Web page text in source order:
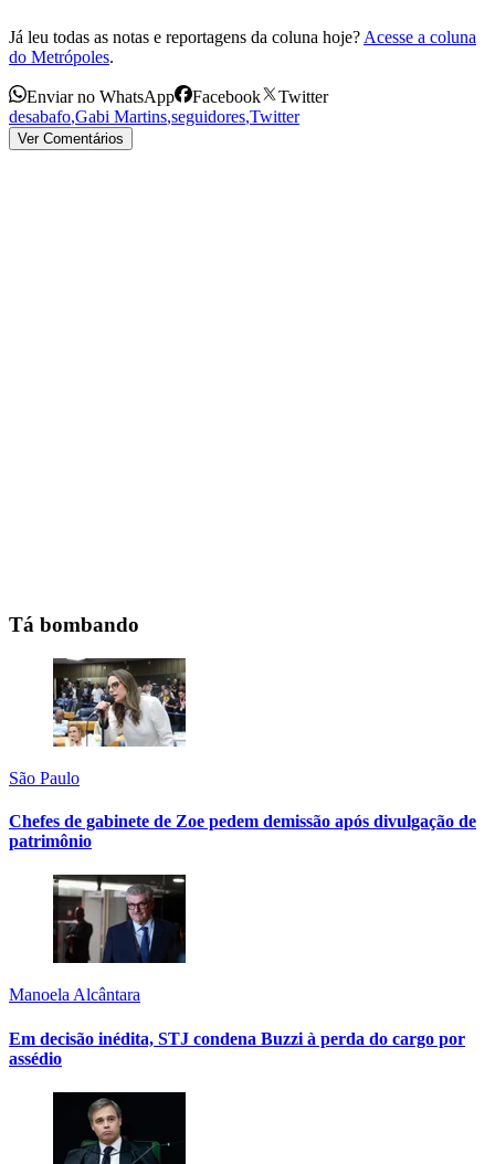
Já leu todas as notas e reportagens da coluna hoje?Acesse a coluna
do Metrópoles.
Enviar no WhatsApp Facebook
Twitter
desabafo,Gabi Martins,seguidores,Twitter
Ver Comentários
Tá bombando
São Paulo
Chefes de gabinete de Zoe pedem demissão após divulgação de
patrimônio
Manoela Alcântara
Em decisão inédita, STJ condena Buzzi à perda do cargo por
assédio